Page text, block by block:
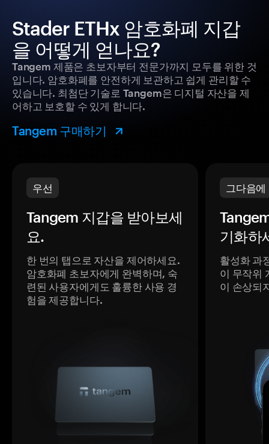
Stader ETHx 암호화폐 지갑
을 어떻게 얻나요?
Tangem 제품은 초보자부터 전문가까지 모두를 위한 것
입니다. 암호화폐를 안전하게 보관하고 쉽게 관리할 수
있습니다. 최첨단 기술로 Tangem은 디지털 자산을 제
어하고 보호할 수 있게 합니다.
Tangem 구매하기
우선
Tangem 지갑을 받아보세
요.
한 번의 탭으로 자산을 제어하세요.
암호화폐 초보자에게 완벽하며, 숙
련된 사용자에게도 훌륭한 사용 경
험을 제공합니다.
그다음에
기화하
활성화 과
이 무작위
이 손상되